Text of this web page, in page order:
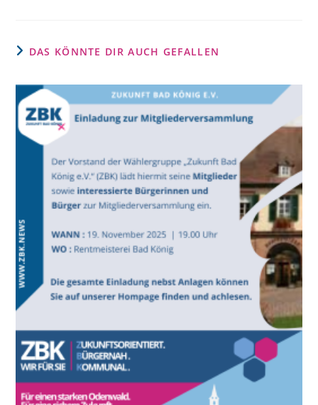
DAS KÖNNTE DIR AUCH GEFALLEN